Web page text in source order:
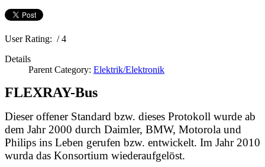
User Rating: / 4
Details
Parent Category: Elektrik/Elektronik
FLEXRAY-Bus
Dieser offener Standard bzw. dieses Protokoll wurde ab
dem Jahr 2000 durch Daimler, BMW, Motorola und
Philips ins Leben gerufen bzw. entwickelt. Im Jahr 2010
wurda das Konsortium wiederaufgelöst.